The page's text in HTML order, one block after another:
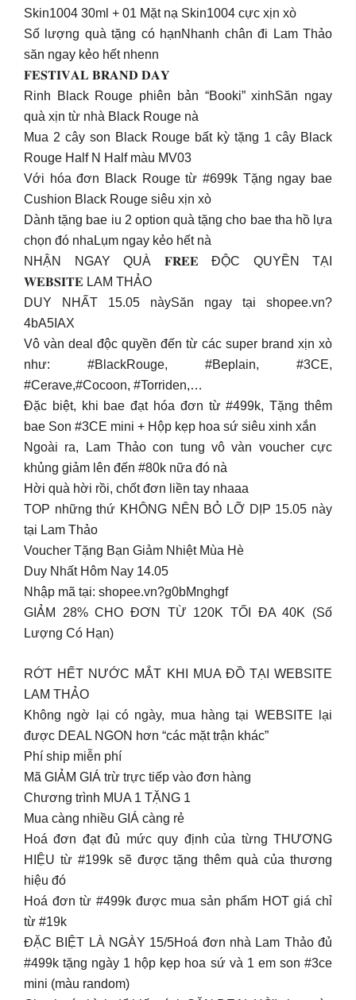
Skin1004 30ml + 01 Mặt nạ Skin1004 cực xịn xò
Số lượng quà tặng có hạnNhanh chân đi Lam Thảo
săn ngay kẻo hết nhenn
𝐅𝐄𝐒𝐓𝐈𝐕𝐀𝐋 𝐁𝐑𝐀𝐍𝐃 𝐃𝐀𝐘
Rinh Black Rouge phiên bản “Booki” xinhSăn ngay
quà xịn từ nhà Black Rouge nà
Mua 2 cây son Black Rouge bất kỳ tặng 1 cây Black
Rouge Half N Half màu MV03
Với hóa đơn Black Rouge từ #699k Tặng ngay bae
Cushion Black Rouge siêu xịn xò
Dành tặng bae iu 2 option quà tặng cho bae tha hồ lựa
chọn đó nhaLụm ngay kẻo hết nà
NHẬN NGAY QUÀ 𝐅𝐑𝐄𝐄 ĐỘC QUYỀN TẠI
𝐖𝐄𝐁𝐒𝐈𝐓𝐄 LAM THẢO
DUY NHẤT 15.05 nàySăn ngay tại shopee.vn?
4bA5IAX
Vô vàn deal độc quyền đến từ các super brand xịn xò
như: #BlackRouge, #Beplain, #3CE,
#Cerave,#Cocoon, #Torriden,…
Đặc biệt, khi bae đạt hóa đơn từ #499k, Tặng thêm
bae Son #3CE mini + Hộp kẹp hoa sứ siêu xinh xắn
Ngoài ra, Lam Thảo con tung vô vàn voucher cực
khủng giảm lên đến #80k nữa đó nà
Hời quà hời rồi, chốt đơn liền tay nhaaa
TOP những thứ KHÔNG NÊN BỎ LỠ DỊP 15.05 này
tại Lam Thảo
Voucher Tặng Bạn Giảm Nhiệt Mùa Hè
Duy Nhất Hôm Nay 14.05
Nhập mã tại: shopee.vn?g0bMnghgf
GIẢM 28% CHO ĐƠN TỪ 120K TỐI ĐA 40K (Số
Lượng Có Hạn)
RỚT HẾT NƯỚC MẮT KHI MUA ĐỒ TẠI WEBSITE
LAM THẢO
Không ngờ lại có ngày, mua hàng tại WEBSITE lại
được DEAL NGON hơn “các mặt trận khác”
Phí ship miễn phí
Mã GIẢM GIÁ trừ trực tiếp vào đơn hàng
Chương trình MUA 1 TẶNG 1
Mua càng nhiều GIÁ càng rẻ
Hoá đơn đạt đủ mức quy định của từng THƯƠNG
HIỆU từ #199k sẽ được tặng thêm quà của thương
hiệu đó
Hoá đơn từ #499k được mua sản phẩm HOT giá chỉ
từ #19k
ĐẶC BIỆT LÀ NGÀY 15/5Hoá đơn nhà Lam Thảo đủ
#499k tặng ngày 1 hộp kẹp hoa sứ và 1 em son #3ce
mini (màu random)